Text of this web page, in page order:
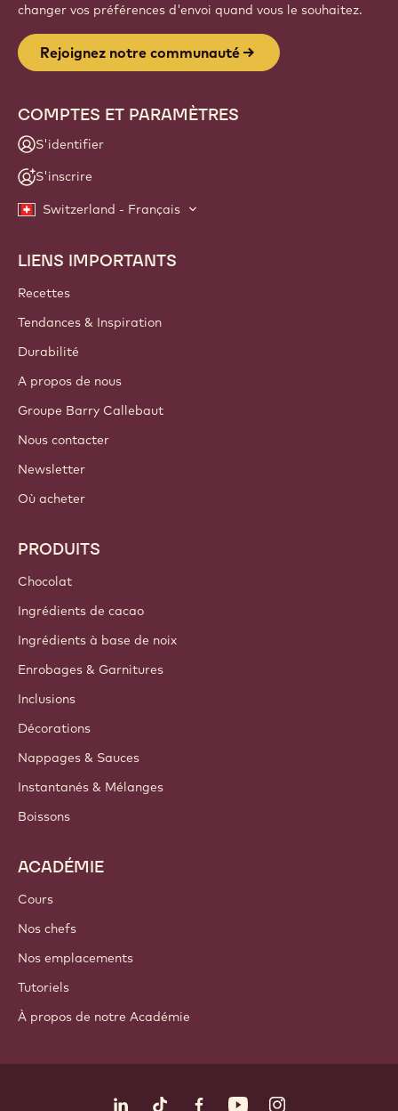
changer vos préférences d'envoi quand vous le souhaitez.
Rejoignez notre communauté
COMPTES ET PARAMÈTRES
S'identifier
S'inscrire
Switzerland - Français
Footer
Callebaut
LIENS IMPORTANTS
Recettes
Tendances & Inspiration
Durabilité
A propos de nous
Groupe Barry Callebaut
Nous contacter
Newsletter
Où acheter
PRODUITS
Chocolat
Ingrédients de cacao
Ingrédients à base de noix
Enrobages & Garnitures
Inclusions
Décorations
Nappages & Sauces
Instantanés & Mélanges
Boissons
ACADÉMIE
Cours
Nos chefs
Nos emplacements
Tutoriels
À propos de notre Académie